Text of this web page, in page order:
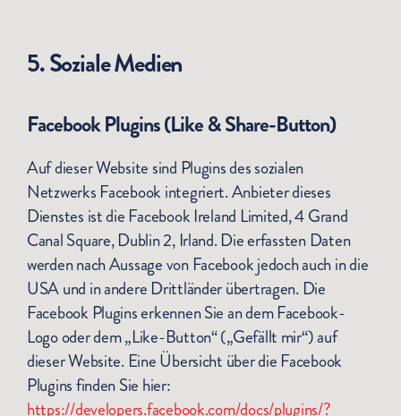
5. Soziale Medien
Facebook Plugins (Like & Share-Button)
Auf dieser Website sind Plugins des sozialen
Netzwerks Facebook integriert. Anbieter dieses
Dienstes ist die Facebook Ireland Limited, 4 Grand
Canal Square, Dublin 2, Irland. Die erfassten Daten
werden nach Aussage von Facebook jedoch auch in die
USA und in andere Drittländer übertragen. Die
Facebook Plugins erkennen Sie an dem Facebook-
Logo oder dem „Like-Button“ („Gefällt mir“) auf
dieser Website. Eine Übersicht über die Facebook
Plugins finden Sie hier:
https://developers.facebook.com/docs/plugins/?